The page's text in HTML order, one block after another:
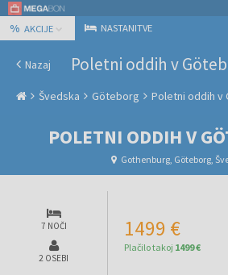
% AKCIJE NASTANITVE
Nazaj Poletni oddih v
Švedska Göteborg Poletni oddih v
POLETNI ODDIH V
Gothenburg, Göteborg,
7 NOČI
2 OSEBI
1499 €
Plačilo takoj 1499 €